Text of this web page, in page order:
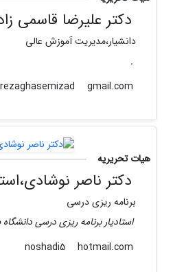
دکتر علیرضا قاسمی
دانشیار،مدیریت آموزش عالی
.
gmail.com
هیات تحریریه
دکتر ناصر
برنامه ریزی درسی
استادیار برنامه ریزی درسی
hotmail.com